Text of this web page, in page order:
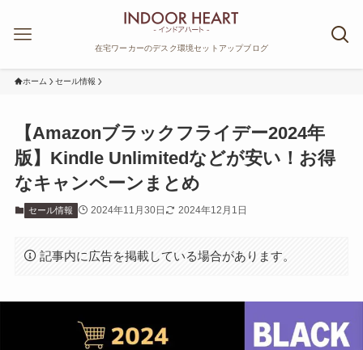
在宅ワーカーのデスク環境セットアップブログ
ホーム セール情報
【Amazonブラックフライデー2024年
版】Kindle Unlimitedなどが安い！お得
なキャンペーンまとめ
セール情報 2024年11月30日 2024年12月1日
記事内に広告を掲載している場合があります。